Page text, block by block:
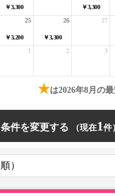
￥3,300 ￥3,300
￥3,200
25
￥3,300
26 27
1 2 3
★は2026年8月の
条件を変更する 1